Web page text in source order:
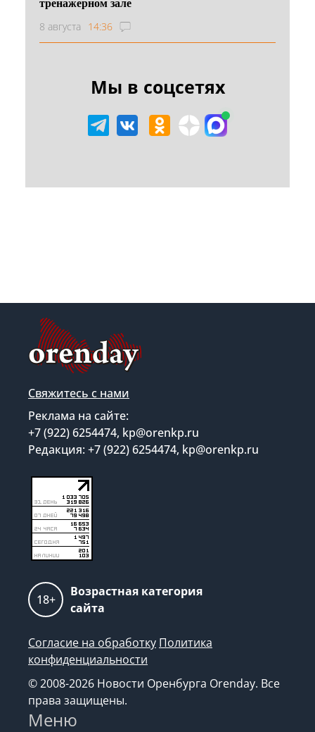
8 августа 14:36
Мы в соцсетях
Свяжитесь с нами
Реклама на сайте:
+7 (922) 6254474, kp@orenkp.ru
Редакция: +7 (922) 6254474, kp@orenkp.ru
18+
Возрастная категория
сайта
Согласие на обработку Политика
конфиденциальности
© 2008-2026 Новости Оренбурга Orenday. Все
права защищены.
Меню